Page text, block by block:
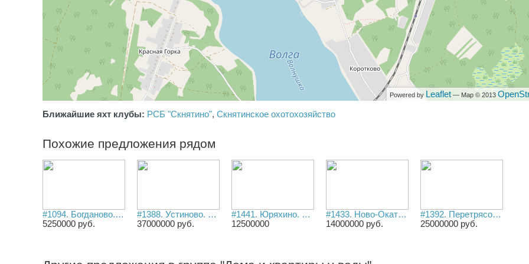
Powered by Leaflet — Map © 2013
Ближайшие яхт клубы: РСБ "Скнятино", Скнятинское охотохозяйство
Похожие предложения рядом
#1094. Богданово. Дом 100 м2 с участком 17 соток у реки Нерль.
5250000 руб.
#1388. Устиново. Дом 715 м2 с участком 30 соток на 1-й линии Нерли.
37000000 руб.
#1441. Юряхино. Загородный дом 130 м2 с участком 43 сотки на берегу НЕРЛИ.
12500000
#1433. Ново-Окатово. Загородный дом 190 м2 с участком 13 соток на Волге.
14000000 руб.
#1392. Перетрясово. Барнхаус 94 м2 на участке 14 соток с ПРИЧАЛОМ на берегу Волги.
25000000 руб.